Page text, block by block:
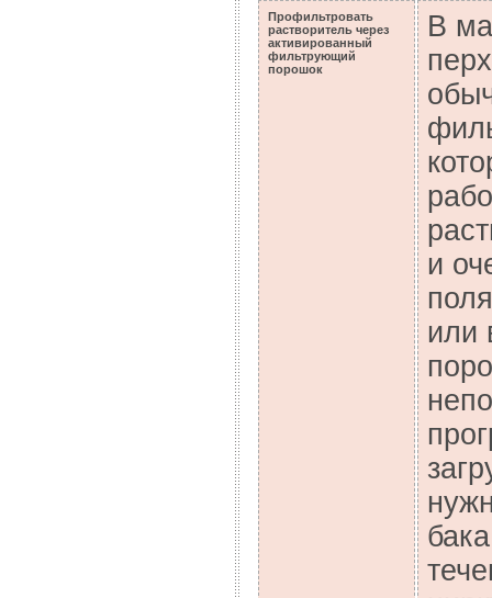
Профильтровать
растворитель через
активированный
фильтрующий
порошок
В
и
или